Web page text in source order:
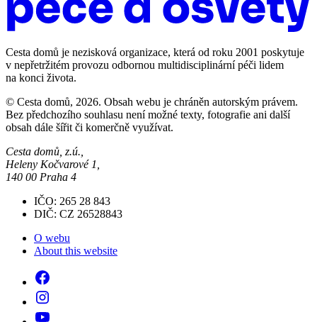
Cesta domů je nezisková organizace, která od roku 2001 poskytuje
v nepřetržitém provozu odbornou multidisciplinární péči lidem
na konci života.
© Cesta domů, 2026. Obsah webu je chráněn autorským právem.
Bez předchozího souhlasu není možné texty, fotografie ani další
obsah dále šířit či komerčně využívat.
Cesta domů, z.ú.,
Heleny Kočvarové 1,
140 00 Praha 4
IČO: 265 28 843
DIČ: CZ 26528843
O webu
About this website